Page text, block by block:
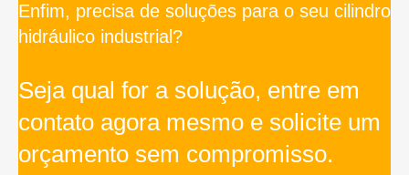
Enfim, precisa de soluções para o seu cilindro
hidráulico industrial?
Seja qual for a solução, entre em
contato agora mesmo e solicite um
orçamento sem compromisso.